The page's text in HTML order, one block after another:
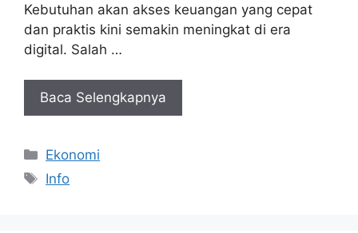
Kebutuhan akan akses keuangan yang cepat
dan praktis kini semakin meningkat di era
digital. Salah …
Baca Selengkapnya
Kategori
Ekonomi
Tag
Info